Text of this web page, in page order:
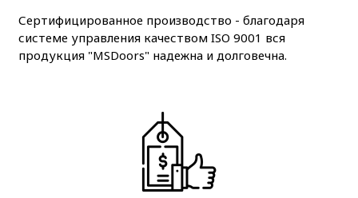
Сертифицированное производство - благодаря
системе управления качеством ISO 9001 вся
продукция "MSDoors" надежна и долговечна.